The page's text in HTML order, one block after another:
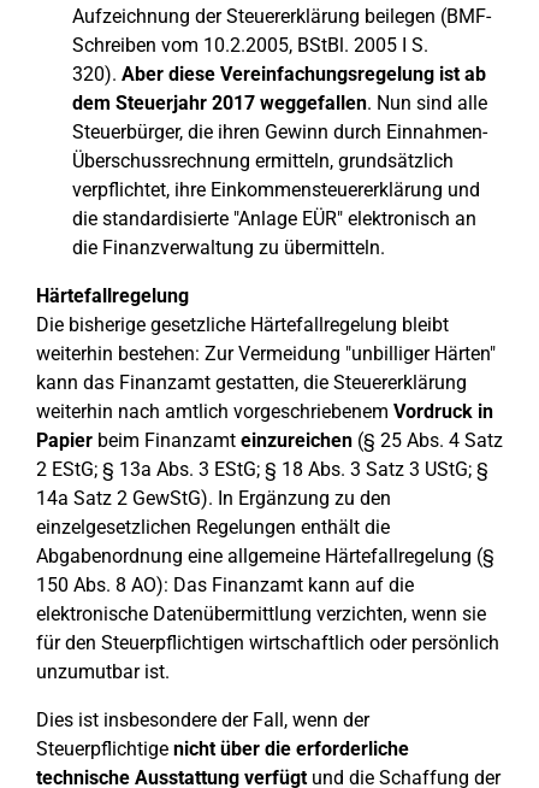
Aufzeichnung der Steuererklärung beilegen (BMF-
Schreiben vom 10.2.2005, BStBl. 2005 I S.
320). Aber diese Vereinfachungsregelung ist ab
dem Steuerjahr 2017 weggefallen. Nun sind alle
Steuerbürger, die ihren Gewinn durch Einnahmen-
Überschussrechnung ermitteln, grundsätzlich
verpflichtet, ihre Einkommensteuererklärung und
die standardisierte "Anlage EÜR" elektronisch an
die Finanzverwaltung zu übermitteln.
Härtefallregelung
Die bisherige gesetzliche Härtefallregelung bleibt
weiterhin bestehen: Zur Vermeidung "unbilliger Härten"
kann das Finanzamt gestatten, die Steuererklärung
weiterhin nach amtlich vorgeschriebenem Vordruck in
Papier beim Finanzamt einzureichen (§ 25 Abs. 4 Satz
2 EStG; § 13a Abs. 3 EStG; § 18 Abs. 3 Satz 3 UStG; §
14a Satz 2 GewStG). In Ergänzung zu den
einzelgesetzlichen Regelungen enthält die
Abgabenordnung eine allgemeine Härtefallregelung (§
150 Abs. 8 AO): Das Finanzamt kann auf die
elektronische Datenübermittlung verzichten, wenn sie
für den Steuerpflichtigen wirtschaftlich oder persönlich
unzumutbar ist.
Dies ist insbesondere der Fall, wenn der
Steuerpflichtige nicht über die erforderliche
technische Ausstattung verfügtund die Schaffung der